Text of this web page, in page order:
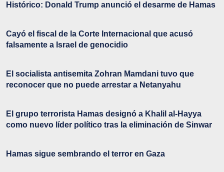
Histórico: Donald Trump anunció el desarme de Hamas
Cayó el fiscal de la Corte Internacional que acusó
falsamente a Israel de genocidio
El socialista antisemita Zohran Mamdani tuvo que
reconocer que no puede arrestar a Netanyahu
El grupo terrorista Hamas designó a Khalil al-Hayya
como nuevo líder político tras la eliminación de Sinwar
Hamas sigue sembrando el terror en Gaza